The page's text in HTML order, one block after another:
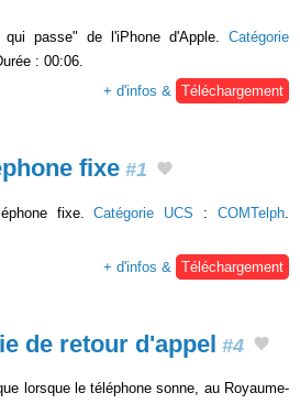
qui passe" de l'iPhone d'Apple. Catégorie
: 00:06.
+ d'infos &
Téléchargement
fixe #1
fixe.Catégorie UCS :COMTelph
+ d'infos &
Téléchargement
de retour d'appel #4
lorsque le téléphone sonne, au Royaume-